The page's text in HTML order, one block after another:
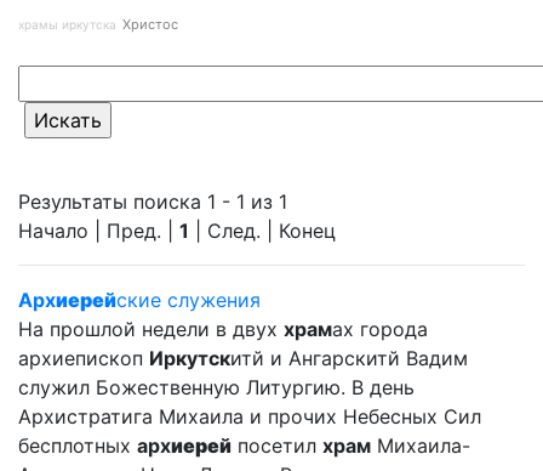
храмы иркутска Христос
Результаты поиска 1 - 1 из 1
Начало | Пред. | 1 | След. | Конец
Архиерейские служения
На прошлой недели в двух храмах города
архиепископ Иркутскитй и Ангарскитй Вадим
служил Божественную Литургию. В день
Архистратига Михаила и прочих Небесных Сил
бесплотных архиерей посетил храм Михаила-